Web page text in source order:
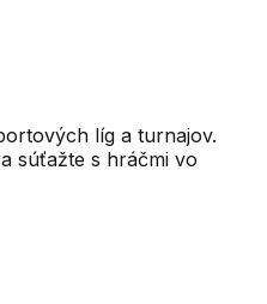
líg a turnajov.
súťažte s hráčmi vo